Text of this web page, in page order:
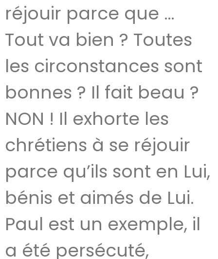
réjouir parce que …
Tout va bien ? Toutes
les circonstances sont
bonnes ? Il fait beau ?
NON ! Il exhorte les
chrétiens à se réjouir
parce qu’ils sont en Lui,
bénis et aimés de Lui.
Paul est un exemple, il
a été persécuté,